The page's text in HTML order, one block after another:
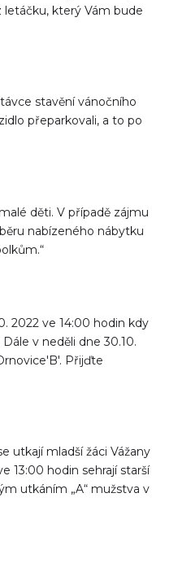
který Vám bude
stavění vánočního
přeparkovali, a to po
děti. V případě zájmu
nabízeného nábytku
2022 ve 14:00 hodin kdy
v neděli dne 30.10.
Přijďte
utkají mladší žáci Vážany
13:00 hodin sehrají starší
utkáním „A“ mužstva v